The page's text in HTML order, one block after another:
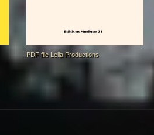
PDF file Lelia Productions